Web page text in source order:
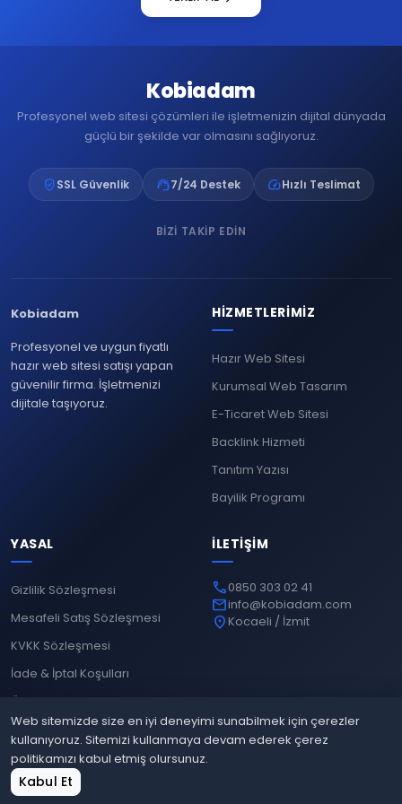
Web sitemizde size en iyi deneyimi sunabilmek için çerezler
kullanıyoruz. Sitemizi kullanmaya devam ederek çerez
politikamızı kabul etmiş olursunuz.
Kabul Et
Kobiadam
Profesyonel web sitesi çözümleri ile işletmenizin dijital dünyada
güçlü bir şekilde var olmasını sağlıyoruz.
verified_userSSL Güvenlik support_agent7/24 Destek speedHızlı Teslimat
BIZI TAKIP EDIN
Kobiadam
Profesyonel ve uygun fiyatlı
hazır web sitesi satışı yapan
güvenilir firma. İşletmenizi
dijitale taşıyoruz.
HIZMETLERIMIZ
Hazır Web Sitesi
Kurumsal Web Tasarım
E-Ticaret Web Sitesi
Backlink Hizmeti
Tanıtım Yazısı
Bayilik Programı
YASAL
Gizlilik Sözleşmesi
Mesafeli Satış Sözleşmesi
KVKK Sözleşmesi
İade & İptal Koşulları
Ödeme Yöntemleri
İLETIŞIM
phone0850 303 02 41
mailinfo@kobiadam.com
location_on Kocaeli / İzmit
Kobiadam
home
Ana Sayfa